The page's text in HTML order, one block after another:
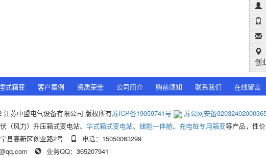
创
式箱变 客户案例 资质荣誉 公司简介 购前须知 联系我们 在线留言
江苏中盟电气设备有限公司 版权所有苏ICP备19059741号
苏公网安备
（风力）升压箱式变电站、 华式箱式变电站、 储能一体舱、 充电桩专用箱变等产品，性
县高新区创业路2号
电话：15050063299
业务QQ：365207941